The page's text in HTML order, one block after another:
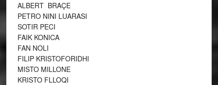
ALBERT BRAÇE
PETRO NINI LUARASI
SOTIR PECI
FAIK KONICA
FAN NOLI
FILIP KRISTOFORIDHI
MISTO MILLONE
KRISTO FLLOQI